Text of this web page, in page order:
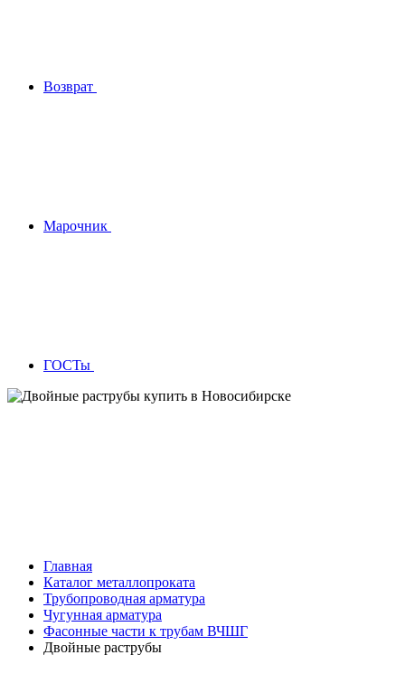
Возврат
Марочник
ГОСТы
Главная
Каталог металлопроката
Трубопроводная арматура
Чугунная арматура
Фасонные части к трубам ВЧШГ
Двойные раструбы